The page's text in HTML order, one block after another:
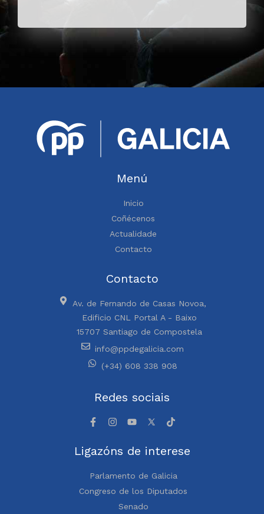
Menú
Inicio
Coñécenos
Actualidade
Contacto
Contacto
Av. de Fernando de Casas Novoa,
Edificio CNL Portal A - Baixo
15707 Santiago de Compostela
info@ppdegalicia.com
(+34) 608 338 908
Redes sociais
Ligazóns de interese
Parlamento de Galicia
Congreso de los Diputados
Senado